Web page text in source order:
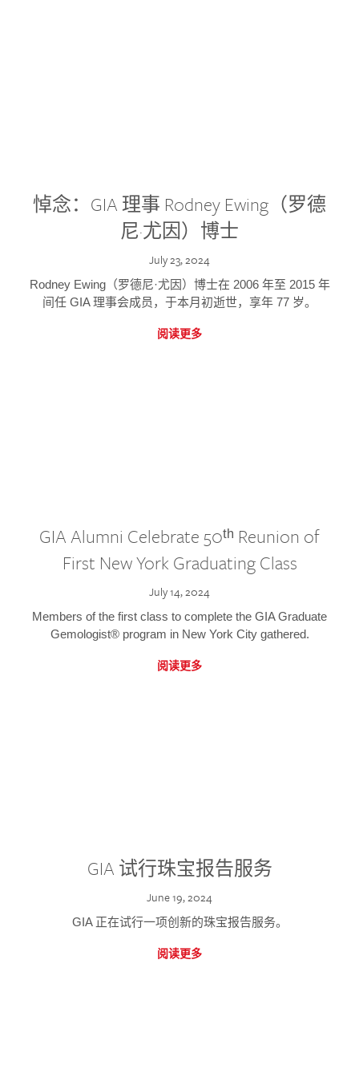
悼念：GIA 理事 Rodney Ewing（罗德
尼·尤因）博士
July 23, 2024
Rodney Ewing（罗德尼·尤因）博士在 2006 年至 2015 年
间任 GIA 理事会成员，于本月初逝世，享年 77 岁。
阅读更多
GIA Alumni Celebrate 50ᵗʰ Reunion of
First New York Graduating Class
July 14, 2024
Members of the first class to complete the GIA Graduate
Gemologist® program in New York City gathered.
阅读更多
GIA 试行珠宝报告服务
June 19, 2024
GIA 正在试行一项创新的珠宝报告服务。
阅读更多